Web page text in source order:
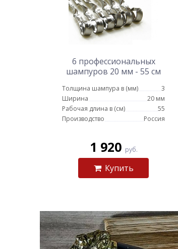
6 профессиональных
шампуров 20 мм - 55 см
Толщина шампура в (мм)
3
Ширина
20 мм
Рабочая длина в (см)
55
Производство
Россия
1 920 руб.
Купить